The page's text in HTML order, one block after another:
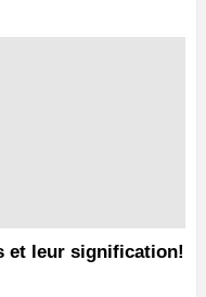
et leur signification!